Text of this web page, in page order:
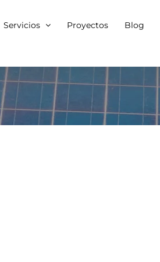
Servicios Proyectos Blog